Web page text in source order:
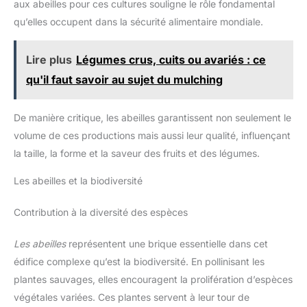
espace de travail, ce qui facilite
le confinement de tout désordre
présentez notre kit de bricolage
C'est un cadeau lumineux
anniversaires, les vacances ou
tout simplement une journée
créative à la maison. Il
filles et les garçons comme
joie et inspiration. Cadeaux
créatifs pour les 8 à 12 ans :
encourageant la collaboration et
travailler ensemble pour créer
votre superbe lanterne
lumineuse avec notre kit d'art en
corde 3D. C'est une expérience
le travail d'équipe et renforce le
met 4 à 6 heures à se dissoudre complètement en un gel clair
sans grumeaux, pour une texture parfaite de marbrage. Une
belle création prend du temps – la patience apporte les plus
Idéal pour Pâques, Thanksgiving, Noël ou les journées
spéciales parent-enfant, il offre des heures de créativité
joyeuse. Un superbe cadeau d’anniversaire pour enfants de 6
à 10 ans – regardez-les faire tourbillonner les couleurs, révéler
aux abeilles pour ces cultures souligne le rôle fondamental
qu’elles occupent dans la sécurité alimentaire mondiale.
Lire plus Légumes crus, cuits ou avariés : ce
qu'il faut savoir au sujet du mulching
De manière critique, les abeilles garantissent non seulement le
volume de ces productions mais aussi leur qualité, influençant
la taille, la forme et la saveur des fruits et des légumes.
Les abeilles et la biodiversité
Contribution à la diversité des espèces
Les abeillesreprésentent une brique essentielle dans cet
édifice complexe qu’est la biodiversité. En pollinisant les
plantes sauvages, elles encouragent la prolifération d’espèces
végétales variées. Ces plantes servent à leur tour de